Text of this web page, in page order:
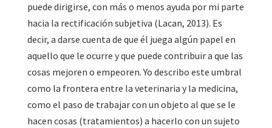
puede dirigirse, con más o menos ayuda por mi parte
hacia la rectificación subjetiva (Lacan, 2013). Es
decir, a darse cuenta de que él juega algún papel en
aquello que le ocurre y que puede contribuir a que las
cosas mejoren o empeoren. Yo describo este umbral
como la frontera entre la veterinaria y la medicina,
como el paso de trabajar con un objeto al que se le
hacen cosas (tratamientos) a hacerlo con un sujeto